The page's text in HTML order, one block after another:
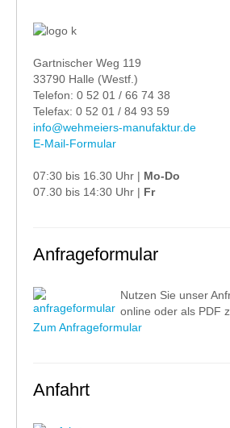
Gartnischer Weg 119
33790 Halle (Westf.)
Telefon: 0 52 01 / 66 74 38
Telefax: 0 52 01 / 84 93 59
info@wehmeiers-manufaktur.de
E-Mail-Formular
07:30 bis 16.30 Uhr | Mo-Do
07.30 bis 14:30 Uhr | Fr
Anfrageformular
Nutzen Sie unser
online oder als PDF
Zum Anfrageformular
Anfahrt